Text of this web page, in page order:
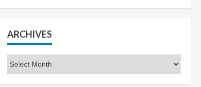
ARCHIVES